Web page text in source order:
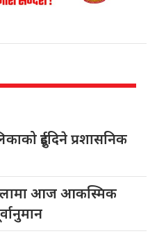
दुईदिने प्रशासनिक
आज आकस्मिक